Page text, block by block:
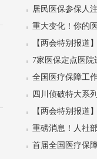
居民医保参保人
重大变化！你的
【两会特别报道
7家医保定点医院
全国医疗保障工
【两会特别报道
重磅消息！人社
首届全国医疗保